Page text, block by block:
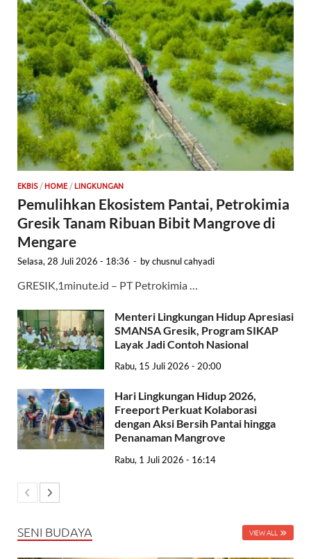
EKBIS/ HOME / LINGKUNGAN
Pemulihkan Ekosistem Pantai, Petrokimia
Gresik Tanam Ribuan Bibit Mangrove di
Mengare
Selasa, 28 Juli 2026 - 18:36 - bychusnul cahyadi
GRESIK,1minute.id – PT Petrokimia …
Menteri Lingkungan Hidup Apresiasi
SMANSA Gresik, Program SIKAP
Layak Jadi Contoh Nasional
Rabu, 15 Juli 2026 - 20:00
Hari Lingkungan Hidup 2026,
Freeport Perkuat Kolaborasi
dengan Aksi Bersih Pantai hingga
Penanaman Mangrove
Rabu, 1 Juli 2026 - 16:14
SENI BUDAYA VIEW ALL